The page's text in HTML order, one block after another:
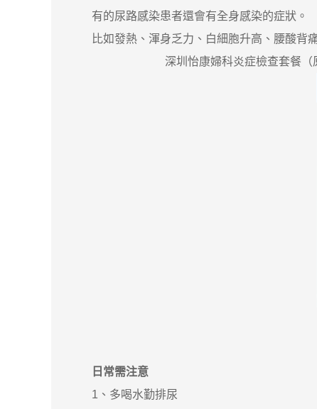
有的尿路感染患者還會有全身感染的症狀。
比如發熱、渾身乏力、白細胞升高、腰酸背痛
深圳怡康婦科炎症檢查套餐
日常需注意
1、多喝水勤排尿